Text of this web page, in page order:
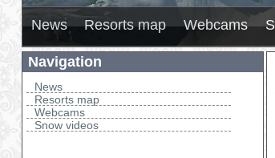
News Resorts map Webcams
Navigation
News
Resorts map
Webcams
Snow videos